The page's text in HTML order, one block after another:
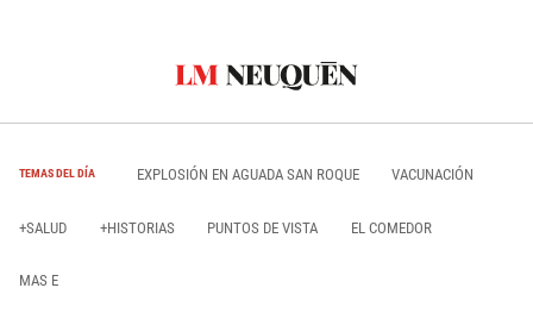
TEMAS DEL DÍA EXPLOSIÓN EN AGUADA SAN ROQUE VACUNACIÓN
+SALUD +HISTORIAS PUNTOS DE VISTA EL COMEDOR
MAS E